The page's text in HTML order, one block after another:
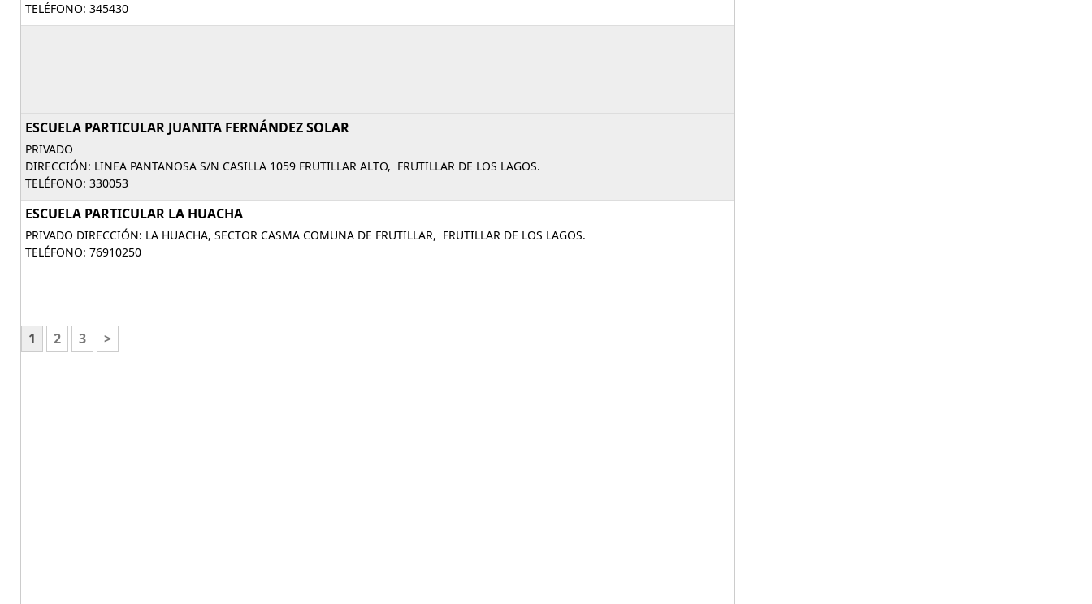
TELÉFONO: 345430
ESCUELA PARTICULAR JUANITA FERNÁNDEZ SOLAR
PRIVADO
DIRECCIÓN: LINEA PANTANOSA S/N CASILLA 1059 FRUTILLAR ALTO, FRUTILLAR DE LOS LAGOS.
TELÉFONO: 330053
ESCUELA PARTICULAR LA HUACHA
PRIVADO DIRECCIÓN: LA HUACHA, SECTOR CASMA COMUNA DE FRUTILLAR, FRUTILLAR DE LOS LAGOS.
TELÉFONO: 76910250
1 2 3 >